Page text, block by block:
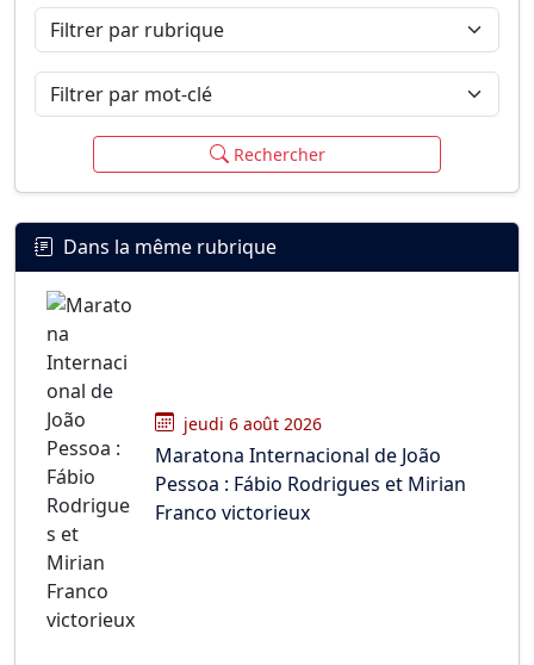
Filtrer par rubrique
Filtrer par mot-clé
Rechercher
Dans la même rubrique
jeudi 6 août 2026
Maratona Internacional de João
Pessoa : Fábio Rodrigues et Mirian
Franco victorieux